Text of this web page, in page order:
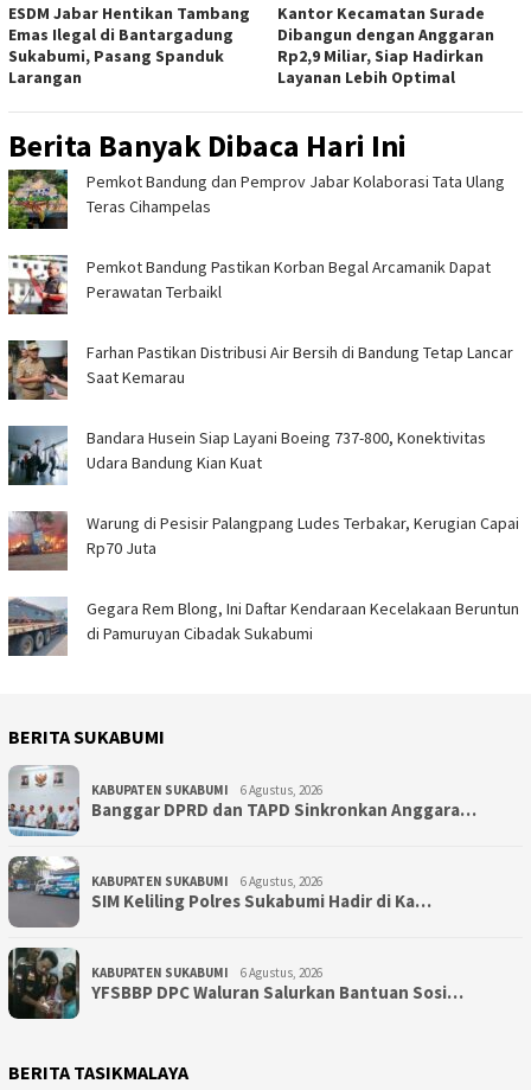
ESDM Jabar Hentikan Tambang
Emas Ilegal di Bantargadung
Sukabumi, Pasang Spanduk
Larangan
Kantor Kecamatan Surade
Dibangun dengan Anggaran
Rp2,9 Miliar, Siap Hadirkan
Layanan Lebih Optimal
Berita Banyak Dibaca Hari Ini
Pemkot Bandung dan Pemprov Jabar Kolaborasi Tata Ulang
Teras Cihampelas
Pemkot Bandung Pastikan Korban Begal Arcamanik Dapat
Perawatan Terbaikl
Farhan Pastikan Distribusi Air Bersih di Bandung Tetap Lancar
Saat Kemarau
Bandara Husein Siap Layani Boeing 737-800, Konektivitas
Udara Bandung Kian Kuat
Warung di Pesisir Palangpang Ludes Terbakar, Kerugian Capai
Rp70 Juta
Gegara Rem Blong, Ini Daftar Kendaraan Kecelakaan Beruntun
di Pamuruyan Cibadak Sukabumi
BERITA SUKABUMI
KABUPATEN SUKABUMI 6 Agustus, 2026
Banggar DPRD dan TAPD Sinkronkan Anggara…
KABUPATEN SUKABUMI 6 Agustus, 2026
SIM Keliling Polres Sukabumi Hadir di Ka…
KABUPATEN SUKABUMI 6 Agustus, 2026
YFSBBP DPC Waluran Salurkan Bantuan Sosi…
BERITA TASIKMALAYA